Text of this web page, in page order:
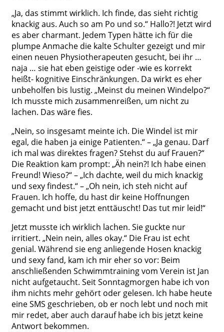
„Ja, das stimmt wirklich. Ich finde, das sieht richtig
knackig aus. Auch so am Po und so.“ Hallo?! Jetzt wird
es aber charmant. Jedem Typen hätte ich für die
plumpe Anmache die kalte Schulter gezeigt und mir
einen neuen Physiotherapeuten gesucht, bei ihr …
naja … sie hat eben geistige oder -wie es korrekt
heißt- kognitive Einschränkungen. Da wirkt es eher
unbeholfen bis lustig. „Meinst du meinen Windelpo?“
Ich musste mich zusammenreißen, um nicht zu
lachen. Das wäre fies.
„Nein, so insgesamt meinte ich. Die Windel ist mir
egal, die haben ja einige Patienten.“ – „Ja genau. Darf
ich mal was direktes fragen? Stehst du auf Frauen?“
Die Reaktion kam prompt: „Äh nein?! Ich habe einen
Freund! Wieso?“ – „Ich dachte, weil du mich knackig
und sexy findest.“ – „Oh nein, ich steh nicht auf
Frauen. Ich hoffe, du hast dir keine Hoffnungen
gemacht und bist jetzt enttäuscht! Das tut mir leid!“
Jetzt musste ich wirklich lachen. Sie guckte nur
irritiert. „Nein nein, alles okay.“ Die Frau ist echt
genial. Während sie eng anliegende Hosen knackig
und sexy fand, kam ich mir eher so vor: Beim
anschließenden Schwimmtraining vom Verein ist Jan
nicht aufgetaucht. Seit Sonntagmorgen habe ich von
ihm nichts mehr gehört oder gelesen. Ich habe heute
eine SMS geschrieben, ob er noch lebt und noch mit
mir redet, aber auch darauf habe ich bis jetzt keine
Antwort bekommen.